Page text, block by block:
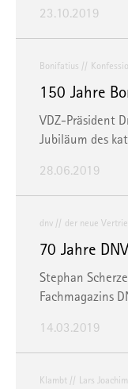
23.10.2019
Bonifatius
150 Jahre
VDZ-Präsident
Jubiläum des
28.06.2019
dnv der neue
70 Jahre
Stephan
Fachmagazins
14.03.2019
Klambt Lars